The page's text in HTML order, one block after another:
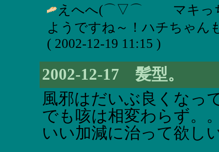
えへへ(⌒▽⌒ゞ マキっち
ようですね～！ハチちゃん
( 2002-12-19 11:15 )
2002-12-17 髪型。
風邪はだいぶ良くなっ
でも咳は相変わらず。
いい加減に治って欲し